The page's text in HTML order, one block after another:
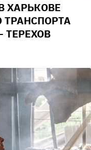
ХАРЬКОВЕ
ТРАНСПОРТА
ТЕРЕХОВ